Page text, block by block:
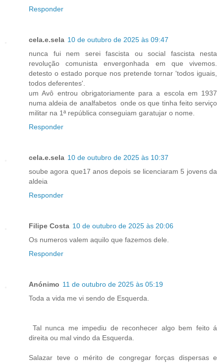
Responder
cela.e.sela 10 de outubro de 2025 às 09:47
nunca fui nem serei fascista ou social fascista nesta
revolução comunista envergonhada em que vivemos.
detesto o estado porque nos pretende tornar 'todos iguais,
todos deferentes'.
um Avô entrou obrigatoriamente para a escola em 1937
numa aldeia de analfabetos onde os que tinha feito serviço
militar na 1ª república conseguiam garatujar o nome.
Responder
cela.e.sela 10 de outubro de 2025 às 10:37
soube agora que17 anos depois se licenciaram 5 jovens da
aldeia
Responder
Filipe Costa 10 de outubro de 2025 às 20:06
Os numeros valem aquilo que fazemos dele.
Responder
Anónimo 11 de outubro de 2025 às 05:19
Toda a vida me vi sendo de Esquerda.
Tal nunca me impediu de reconhecer algo bem feito á
direita ou mal vindo da Esquerda.
Salazar teve o mérito de congregar forças dispersas e